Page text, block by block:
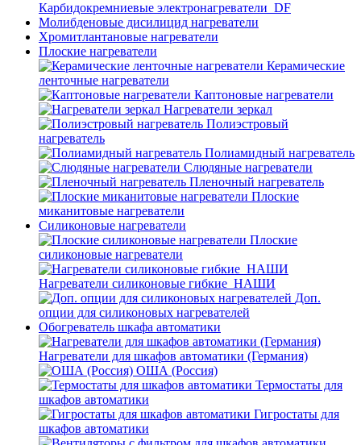
Карбидокремниевые электронагреватели_DF
Молибденовые дисилицид нагреватели
Хромитлантановые нагреватели
Плоские нагреватели
Керамические
ленточные нагреватели
Каптоновые нагреватели
Нагреватели зеркал
Полиэстровый
нагреватель
Полиамидный нагреватель
Слюдяные нагреватели
Пленочный нагреватель
Плоские
миканитовые нагреватели
Силиконовые нагреватели
Плоские
силиконовые нагреватели
Нагреватели силиконовые гибкие_НАШИ
Доп.
опции для силиконовых нагревателей
Обогреватель шкафа автоматики
Нагреватели для шкафов автоматики (Германия)
ОША (Россия)
Термостаты для
шкафов автоматики
Гигростаты для
шкафов автоматики